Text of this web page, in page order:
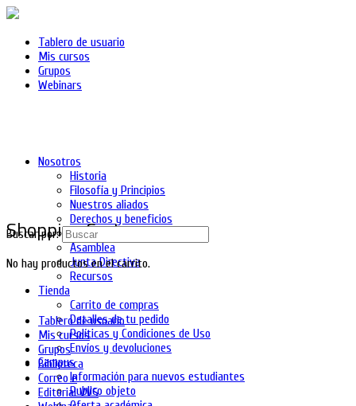
Tablero de usuario
Mis cursos
Grupos
Webinars
Nosotros
Historia
Filosofía y Principios
Nuestros aliados
Derechos y beneficios
Asociados
Asamblea
Junta Directiva
Recursos
Tienda
Carrito de compras
Detalles de tu pedido
Políticas y Condiciones de Uso
Envíos y devoluciones
Campus
Información para nuevos estudiantes
Publico objeto
Shopping Cart
No hay productos en el carrito.
Buscar por:
Tablero de usuario
Mis cursos
Grupos
Biblioteca
Correo e
Editorial VVS